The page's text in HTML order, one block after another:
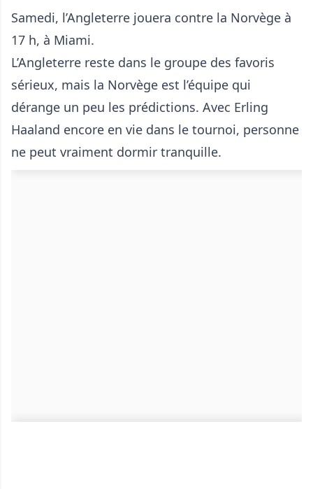
Samedi, l’Angleterre jouera contre la Norvège à
17 h, à Miami.
L’Angleterre reste dans le groupe des favoris
sérieux, mais la Norvège est l’équipe qui
dérange un peu les prédictions. Avec Erling
Haaland encore en vie dans le tournoi, personne
ne peut vraiment dormir tranquille.